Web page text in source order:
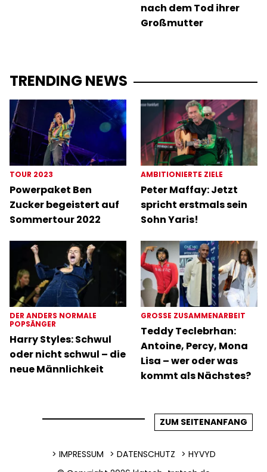
nach dem Tod ihrer
Großmutter
TRENDING NEWS
TOUR 2023
Powerpaket Ben
Zucker begeistert auf
Sommertour 2022
AMBITIONIERTE ZIELE
Peter Maffay: Jetzt
spricht erstmals sein
Sohn Yaris!
DER ANDERS NORMALE
POPSÄNGER
Harry Styles: Schwul
oder nicht schwul – die
neue Männlichkeit
GROSSE ZUSAMMENARBEIT
Teddy Teclebrhan:
Antoine, Percy, Mona
Lisa – wer oder was
kommt als Nächstes?
ZUM SEITENANFANG
IMPRESSUM DATENSCHUTZ
HYVYD